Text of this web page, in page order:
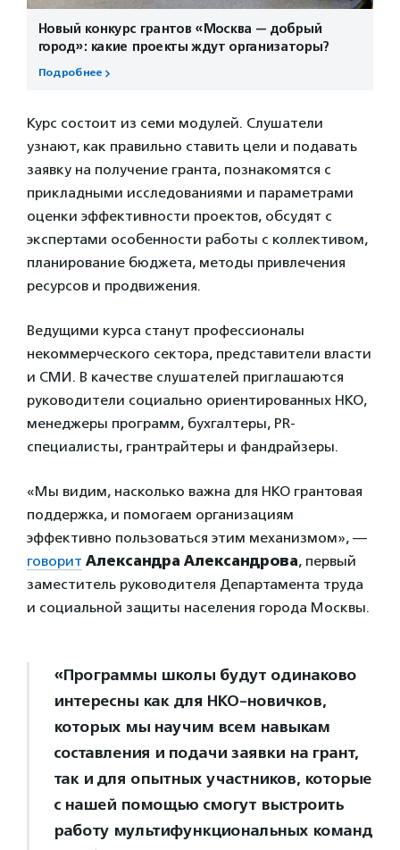
Новый конкурс грантов «Москва — добрый
город»: какие проекты ждут организаторы?
Подробнее
Курс состоит из семи модулей. Слушатели
узнают, как правильно ставить цели и подавать
заявку на получение гранта, познакомятся с
прикладными исследованиями и параметрами
оценки эффективности проектов, обсудят с
экспертами особенности работы с коллективом,
планирование бюджета, методы привлечения
ресурсов и продвижения.
Ведущими курса станут профессионалы
некоммерческого сектора, представители власти
и СМИ. В качестве слушателей приглашаются
руководители социально ориентированных НКО,
менеджеры программ, бухгалтеры, PR-
специалисты, грантрайтеры и фандрайзеры.
«Мы видим, насколько важна для НКО грантовая
поддержка, и помогаем организациям
эффективно пользоваться этим механизмом», —
говорит Александра Александрова, первый
заместитель руководителя Департамента труда
и социальной защиты населения города Москвы.
«Программы школы будут одинаково
интересны как для НКО-новичков,
которых мы научим всем навыкам
составления и подачи заявки на грант,
так и для опытных участников, которые
с нашей помощью смогут выстроить
работу мультифункциональных команд